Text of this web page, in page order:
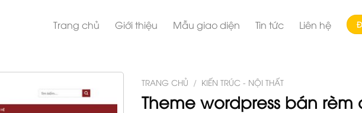
Trang chủ Giới thiệu Mẫu giao diện Tin tức Liên hệ
TRANG CHỦ / KIẾN TRÚC - NỘI THẤT
Theme wordpress bán rèm